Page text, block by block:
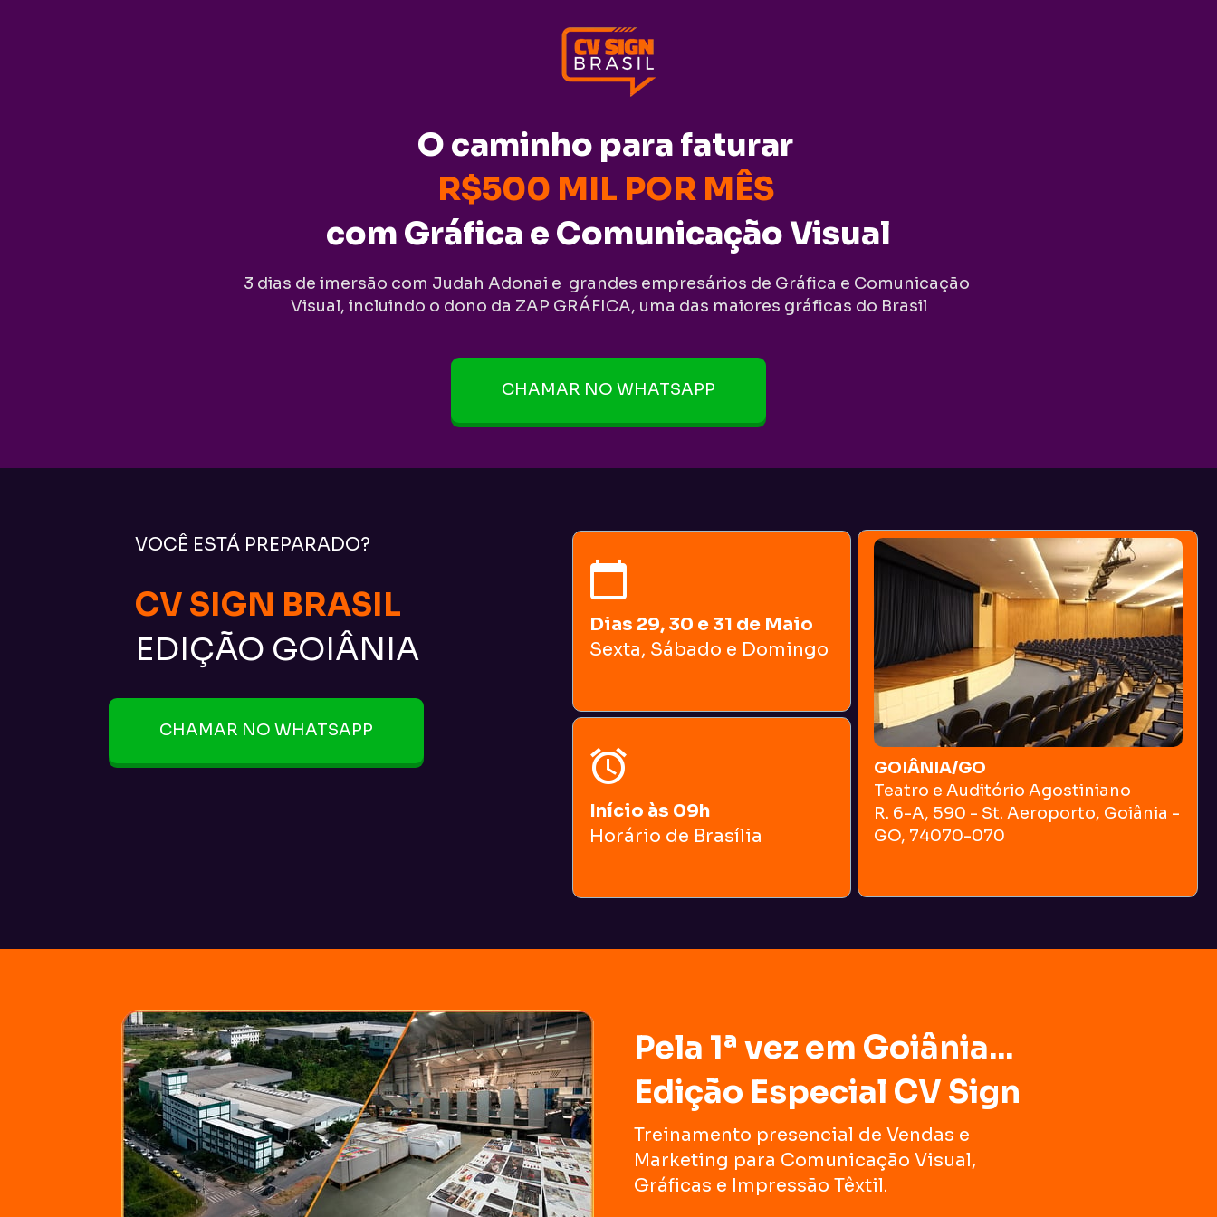
O caminho para faturar
R$500 MIL POR MÊS
com Gráfica e Comunicação Visual
3 dias de imersão com Judah Adonai e  grandes empresários de Gráfica e Comunicação
Visual, incluindo o dono da ZAP GRÁFICA, uma das maiores gráficas do Brasil
CHAMAR NO WHATSAPP
VOCÊ ESTÁ PREPARADO?
CV SIGN BRASIL
EDIÇÃO GOIÂNIA
Dias 29, 30 e 31 de Maio
Sexta, Sábado e Domingo
CHAMAR NO WHATSAPP
GOIÂNIA/GO
Teatro e Auditório Agostiniano
R. 6-A, 590 - St. Aeroporto, Goiânia -
GO, 74070-070
Início às 09h
Horário de Brasília
Pela 1ª vez em Goiânia...
Edição Especial CV Sign
Treinamento presencial de Vendas e
Marketing para Comunicação Visual,
Gráficas e Impressão Têxtil.